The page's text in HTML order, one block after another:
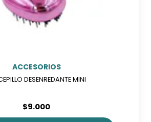
ACCESORIOS
DESENREDANTE MINI
$9.000